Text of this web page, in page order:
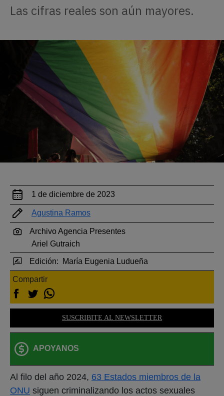
Las cifras reales son aún mayores.
1 de diciembre de 2023
Agustina Ramos
Archivo Agencia Presentes
Ariel Gutraich
Edición: María Eugenia Ludueña
Compartir
SUSCRIBITE AL NEWSLETTER
APOYANOS
Al filo del año 2024, 63 Estados miembros de la
ONU siguen criminalizando los actos sexuales